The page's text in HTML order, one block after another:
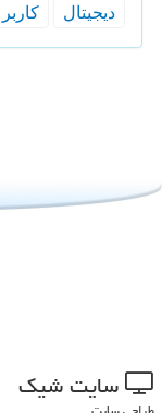
دیجیتال
كاربر
سایت شیك